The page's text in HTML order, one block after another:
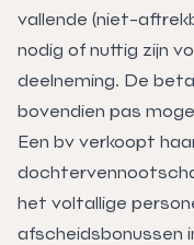
vallende (niet-
nodig of nuttig zijn
deelneming. De
bovendien pas
Een bv verkoopt
het voltallige
afscheidsbonussen